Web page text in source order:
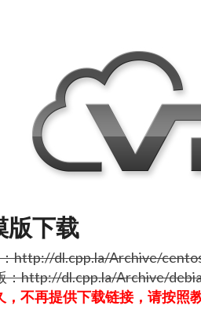
版下载
http://dl.cpp.la/Archive/
：http://dl.cpp.la/Archive/
，不再提供下载链接，请按